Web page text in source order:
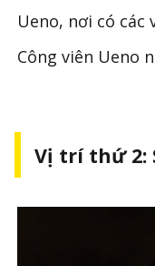
Ueno, nơi có
Công viên Ueno
Vị trí thứ 2: